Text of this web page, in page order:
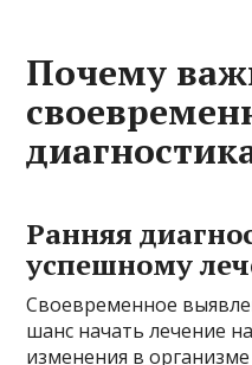
Почему
Ранняя
успешному
Своевременное
шанс начать лечение
изменения в